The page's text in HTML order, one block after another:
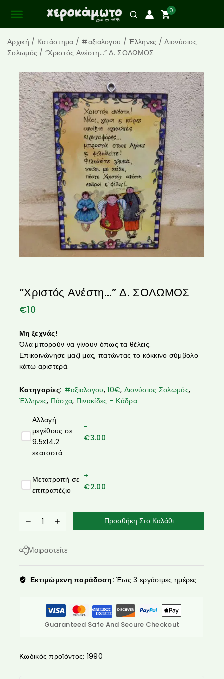
0
Αρχική / Κατάστημα / #αξιαλογου / Έλληνες / Διονύσιος
Σολωμός / “Χριστός Ανέστη…” Δ. ΣΟΛΩΜΟΣ
“Χριστός Ανέστη…” Δ. ΣΟΛΩΜΟΣ
€10
Μη ξεχνάς!
Όλα μπορούν να γίνουν όπως τα θέλεις.
Επικοινώνησε μαζί μας, πατώντας το κόκκινο σύμβολο
κάτω αριστερά.
Κατηγορίες: #αξιαλογου,10€, Διονύσιος Σολωμός,
Έλληνες, Πάσχα, Πινακίδες – Κάδρα
Αλλαγή
μεγέθους σε
9.5x14.2
εκατοστά
-
€3.00
Μετατροπή σε
επιτραπέζιο
+
€2.00
Προσθήκη Στο Καλάθι
Μοιραστείτε
Εκτιμώμενη παράδοση: Έως 3 εργάσιμες ημέρες
Guaranteed Safe And Secure Checkout
Κωδικός προϊόντος: 1990